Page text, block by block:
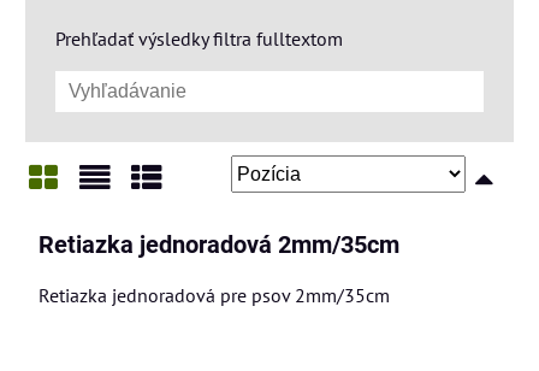
Prehľadať výsledky filtra fulltextom
Retiazka jednoradová 2mm/35cm
Retiazka jednoradová pre psov 2mm/35cm